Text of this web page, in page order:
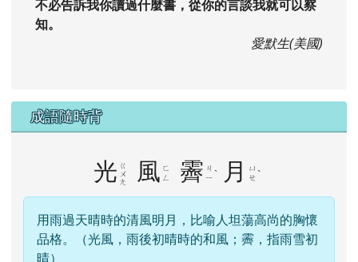
隨機小語
愛默生(美國)
成語隨時背
光
ㄤ
風ㄈ
ㄥ
霽ㄐ
ㄧˋ 月ㄩ
ㄝ